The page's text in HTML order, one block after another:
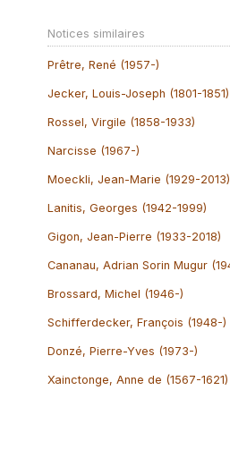
Notices similaires
Prêtre, René (1957-)
Jecker, Louis-Joseph (1801-1851)
Rossel, Virgile (1858-1933)
Narcisse (1967-)
Moeckli, Jean-Marie (1929-2013)
Lanitis, Georges (1942-1999)
Gigon, Jean-Pierre (1933-2018)
Cananau, Adrian Sorin Mugur
Brossard, Michel (1946-)
Schifferdecker, François (1948-)
Donzé, Pierre-Yves (1973-)
Xainctonge, Anne de (1567-1621)